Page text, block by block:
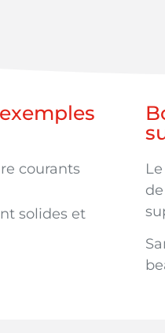
courants
solides et